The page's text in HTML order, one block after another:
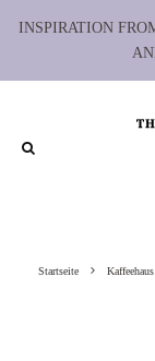
INSPIRATION
Startseite Kaffeehaus